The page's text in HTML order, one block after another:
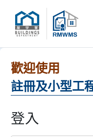
歡迎使用
註冊及小型工
登入